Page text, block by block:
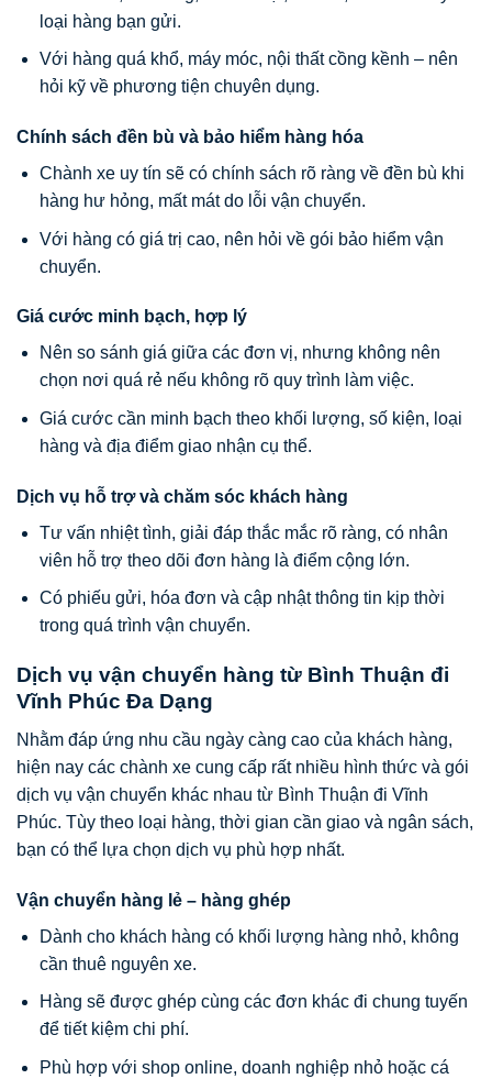
loại hàng bạn gửi.
Với hàng quá khổ, máy móc, nội thất cồng kềnh – nên
hỏi kỹ về phương tiện chuyên dụng.
Chính sách đền bù và bảo hiểm hàng hóa
Chành xe uy tín sẽ có chính sách rõ ràng về đền bù khi
hàng hư hỏng, mất mát do lỗi vận chuyển.
Với hàng có giá trị cao, nên hỏi về gói bảo hiểm vận
chuyển.
Giá cước minh bạch, hợp lý
Nên so sánh giá giữa các đơn vị, nhưng không nên
chọn nơi quá rẻ nếu không rõ quy trình làm việc.
Giá cước cần minh bạch theo khối lượng, số kiện, loại
hàng và địa điểm giao nhận cụ thể.
Dịch vụ hỗ trợ và chăm sóc khách hàng
Tư vấn nhiệt tình, giải đáp thắc mắc rõ ràng, có nhân
viên hỗ trợ theo dõi đơn hàng là điểm cộng lớn.
Có phiếu gửi, hóa đơn và cập nhật thông tin kịp thời
trong quá trình vận chuyển.
Dịch vụ vận chuyển hàng từ Bình Thuận đi
Vĩnh Phúc Đa Dạng
Nhằm đáp ứng nhu cầu ngày càng cao của khách hàng,
hiện nay các chành xe cung cấp rất nhiều hình thức và gói
dịch vụ vận chuyển khác nhau từ Bình Thuận đi Vĩnh
Phúc. Tùy theo loại hàng, thời gian cần giao và ngân sách,
bạn có thể lựa chọn dịch vụ phù hợp nhất.
Vận chuyển hàng lẻ – hàng ghép
Dành cho khách hàng có khối lượng hàng nhỏ, không
cần thuê nguyên xe.
Hàng sẽ được ghép cùng các đơn khác đi chung tuyến
để tiết kiệm chi phí.
Phù hợp với shop online, doanh nghiệp nhỏ hoặc cá